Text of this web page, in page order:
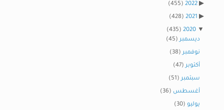
2022
(455)
2021
(428)
2020
(435)
ديسمبر(45)
نوفمبر(38)
أكتوبر(47)
سبتمبر(51)
أغسطس (36)
يوليو (30)